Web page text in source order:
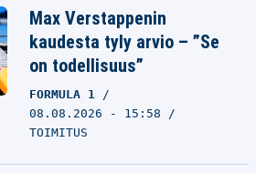
Max Verstappenin
kaudesta tyly arvio – ”Se
on todellisuus”
FORMULA 1
08.08.2026 - 15:58
TOIMITUS